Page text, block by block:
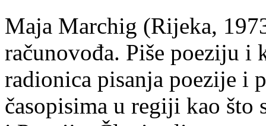
Maja Marchig (Rijeka,
računovođa. Piše poeziju i
radionica pisanja poezije i
časopisima u regiji kao što